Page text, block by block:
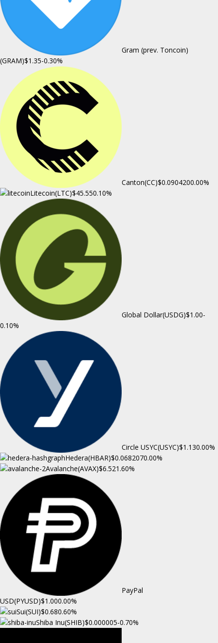
Gram (prev. Toncoin)
(GRAM)$1.35-0.30%
Canton(CC)$0.0904200.00%
Litecoin(LTC)$45.550.10%
Global Dollar(USDG)$1.00-
0.10%
Circle USYC(USYC)$1.130.00%
Hedera(HBAR)$0.0682070.00%
Avalanche(AVAX)$6.521.60%
PayPal
USD(PYUSD)$1.000.00%
Sui(SUI)$0.680.60%
Shiba Inu(SHIB)$0.000005-0.70%